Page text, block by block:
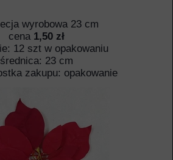
wyrobowa 23 cm
cena 1,50 zł
12 szt w opakowaniu
średnica: 23 cm
zakupu: opakowanie